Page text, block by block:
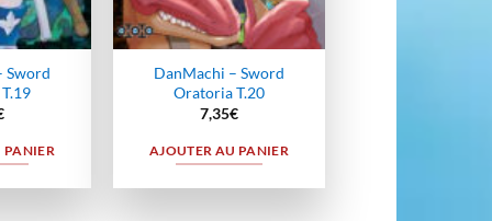
Sword
PANIER
DanMachi – Sword
Oratoria T.20
7,35€
AJOUTER AU PANIER